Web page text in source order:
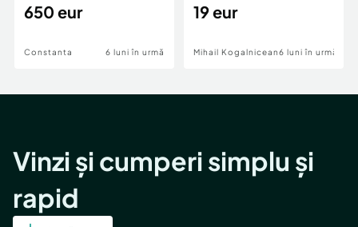
D24 si D25
650 eur
Constanta 6 luni în urmă
deschidere 71 ml la
19 eur
Mihail Kogalniceanu6 luni în urmă
Vinzi și cumperi simplu și
rapid